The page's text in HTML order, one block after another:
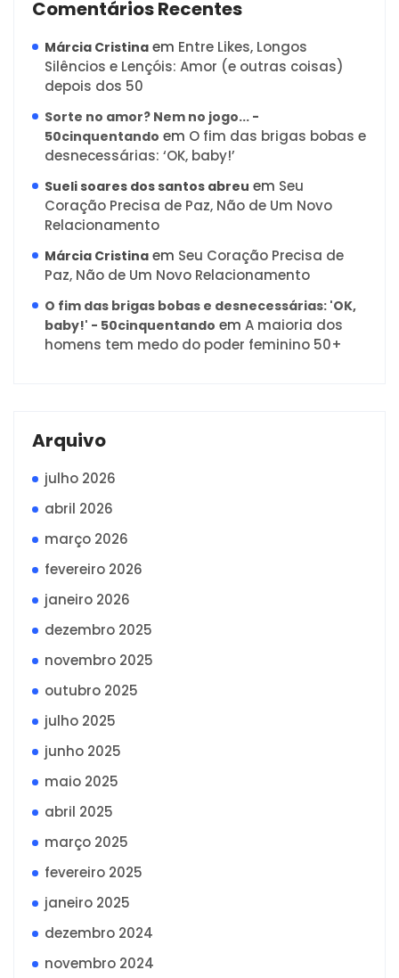
Comentários Recentes
Márcia Cristina em Entre Likes, Longos
Silêncios e Lençóis: Amor (e outras coisas)
depois dos 50
Sorte no amor? Nem no jogo... -
50cinquentando em O fim das brigas bobas e
desnecessárias: ‘OK, baby!’
Sueli soares dos santos abreu em Seu
Coração Precisa de Paz, Não de Um Novo
Relacionamento
Márcia Cristina em Seu Coração Precisa de
Paz, Não de Um Novo Relacionamento
O fim das brigas bobas e desnecessárias: 'OK,
baby!' - 50cinquentando em A maioria dos
homens tem medo do poder feminino 50+
Arquivo
julho 2026
abril 2026
março 2026
fevereiro 2026
janeiro 2026
dezembro 2025
novembro 2025
outubro 2025
julho 2025
junho 2025
maio 2025
abril 2025
março 2025
fevereiro 2025
janeiro 2025
dezembro 2024
novembro 2024